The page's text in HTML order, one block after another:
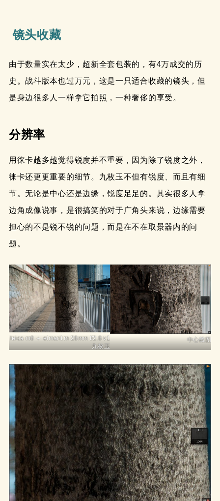
镜头收藏
由于数量实在太少，超新全套包装的，有4万成交的历
史。战斗版本也过万元，这是一只适合收藏的镜头，但
是身边很多人一样拿它拍照，一种奢侈的享受。
分辨率
用徕卡越多越觉得锐度并不重要，因为除了锐度之外，
徕卡还更更重要的细节。九枚玉不但有锐度、而且有细
节。无论是中心还是边缘，锐度足足的。其实很多人拿
边角成像说事，是很搞笑的对于广角头来说，边缘需要
担心的不是锐不锐的问题，而是在不在取景器内的问
题。
leica m8 ＋ elmarit m 28mm f/2.8 v1
九枚玉
中心截图